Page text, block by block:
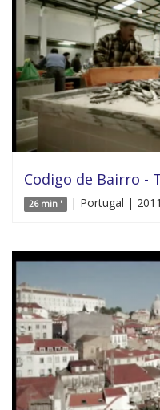
Codigo de Bairro -
26 min ' | Portugal | 2011